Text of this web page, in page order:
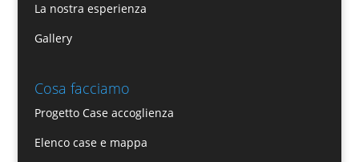
La nostra esperienza
Gallery
Cosa facciamo
Progetto Case accoglienza
Elenco case e mappa